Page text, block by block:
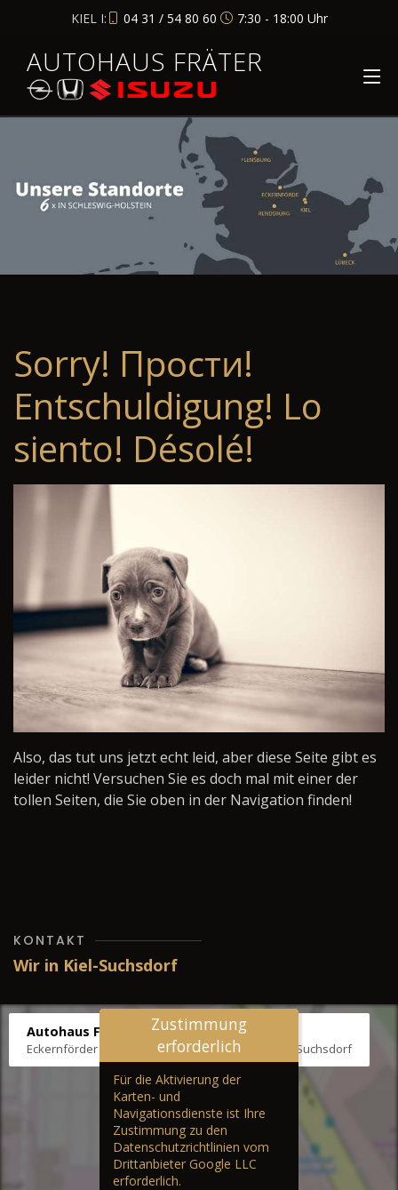
KIEL I: 04 31 / 54 80 60 7:30 - 18:00 Uhr
AUTOHAUS FRÄTER
Sorry! Прости!
Entschuldigung! Lo
siento! Désolé!
Also, das tut uns jetzt echt leid, aber diese Seite gibt es
leider nicht! Versuchen Sie es doch mal mit einer der
tollen Seiten, die Sie oben in der Navigation finden!
KONTAKT
Wir in Kiel-Suchsdorf
Autohaus Fräter
Eckernförder Str. /Klausbrooker Weg 1, 24107 Kiel-Suchsdorf
Zustimmung
erforderlich
Für die Aktivierung der
Karten- und
Navigationsdienste ist Ihre
Zustimmung zu den
Datenschutzrichtlinien vom
Drittanbieter Google LLC
erforderlich.